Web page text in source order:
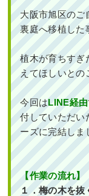
大阪市旭区のご
裏庭へ移植 した
植木が育ちすぎ
えてほしいとの
今回はLINE経由
付していただい
ーズに完結しま
【作業の流れ】
１．梅の木を抜